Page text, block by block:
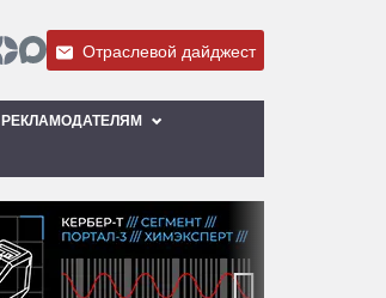
Отраслевой дайджест
РЕКЛАМОДАТЕЛЯМ